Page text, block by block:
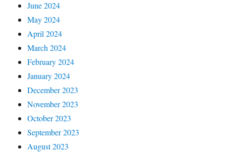
June 2024
May 2024
April 2024
March 2024
February 2024
January 2024
December 2023
November 2023
October 2023
September 2023
August 2023